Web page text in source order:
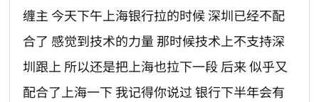
缠主 今天下午上海银行拉的时候 深圳已经不配
合了 感觉到技术的力量 那时候技术上不支持深
圳跟上 所以还是把上海也拉下一段 后来 似乎又
配合了上海一下 我记得你说过 银行下半年会有